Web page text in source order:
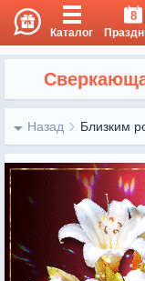
Каталог
8
Назад Близким